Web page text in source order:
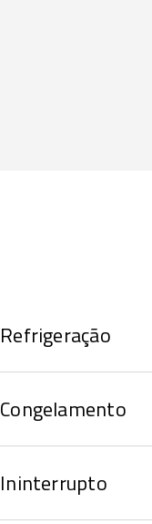
Refrigeração
Congelamento
Ininterrupto